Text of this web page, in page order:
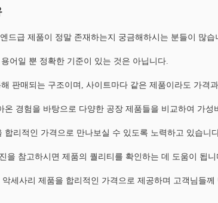
드급 제품이 정말 존재하는지 궁금해하시는 분들이 많습
어일 뿐 정확한 기준이 있는 것은 아닙니다.
판매되는 구조이며, 사이트마다 같은 제품이라도 가격
경험을 바탕으로 다양한 공장 제품들을 비교하여 가
리적인 가격으로 만나보실 수 있도록 노력하고 있습니
을 참고하시면 제품의 퀄리티를 확인하는 데 도움이 됩니
세사리 제품을 합리적인 가격으로 제공하며 고객님들